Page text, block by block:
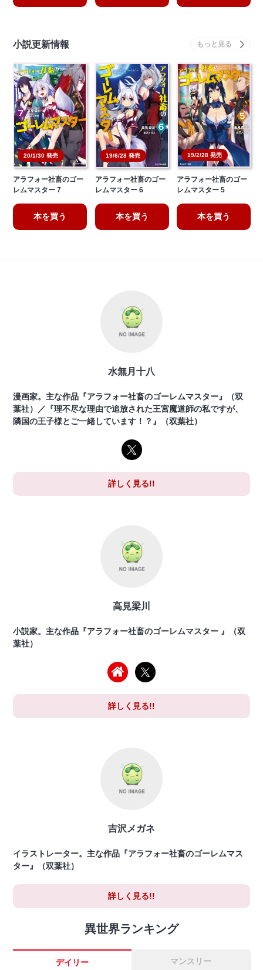
小説更新情報
20/1/30 発売
アラフォー社畜のゴー
レムマスター 7
本を買う
19/6/28 発売
アラフォー社畜のゴー
レムマスター 6
本を買う
19/2/28 発売
アラフォー社畜のゴー
レムマスター 5
本を買う
水無月十八
漫画家。主な作品『アラフォー社畜のゴーレムマスター』（双
葉社）／『理不尽な理由で追放された王宮魔道師の私ですが、
隣国の王子様とご一緒しています！？』（双葉社）
詳しく見る!!
高見梁川
小説家。主な作品『アラフォー社畜のゴーレムマスター 』（双
葉社）
詳しく見る!!
吉沢メガネ
イラストレーター。主な作品『アラフォー社畜のゴーレムマス
ター』（双葉社）
詳しく見る!!
異世界ランキング
デイリー マンスリー